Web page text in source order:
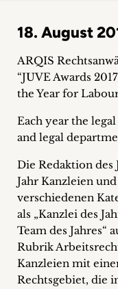
&
Events
+
Career
+
Blog
&
Podcasts
+
18. August
ARQIS
“JUVE Awards
the Year for
Each year the
and legal
Die Redaktion des
Jahr Kanzleien
verschiedenen
als „Kanzlei des
Team des Jahres“
Rubrik
Kanzleien mit
Rechtsgebiet, die